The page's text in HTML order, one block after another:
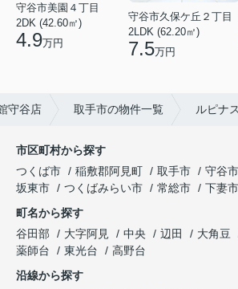
守谷市美園４丁目
2DK (42.60㎡)
4.9万円
守谷市久保ケ丘２丁目
2LDK (62.20㎡)
7.5万円
守谷店 取手市の物件一覧 ルピナ
市区町村から探す
つくば市
稲敷郡阿見町 取手市 守谷市
坂東市
つくばみらい市 常総市 下妻市
町名から探す
谷田部
大字阿見 中央 辺田 大角豆
薬師台
東光台
高野台
沿線から探す